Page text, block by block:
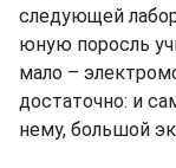
следующей
юную поросль
мало –
достаточно: и
нему, большой